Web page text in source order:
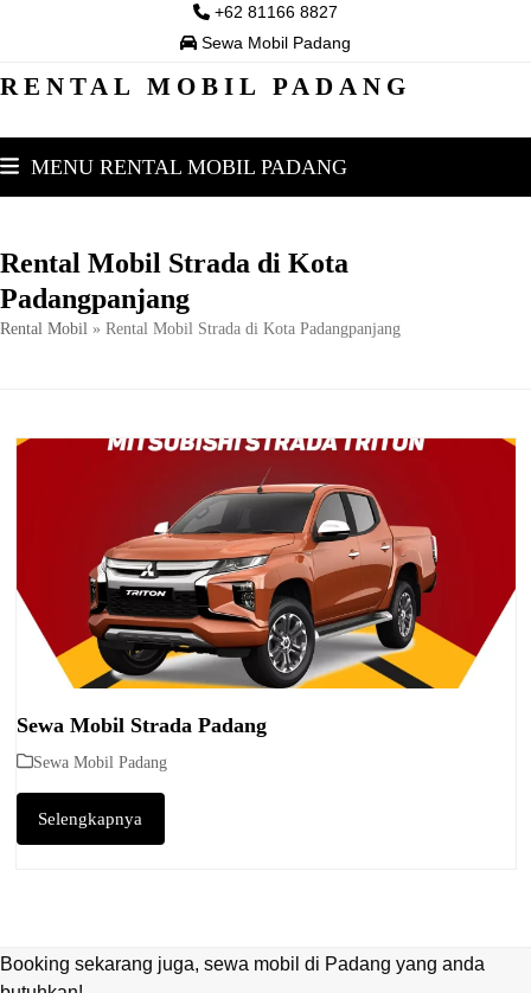
+62 81166 8827
Sewa Mobil Padang
RENTAL MOBIL PADANG
MENU RENTAL MOBIL PADANG
Rental Mobil Strada di Kota
Padangpanjang
Rental Mobil » Rental Mobil Strada di Kota Padangpanjang
Sewa Mobil Strada Padang
Sewa Mobil Padang
Selengkapnya
Booking sekarang juga, sewa mobil di Padang yang anda